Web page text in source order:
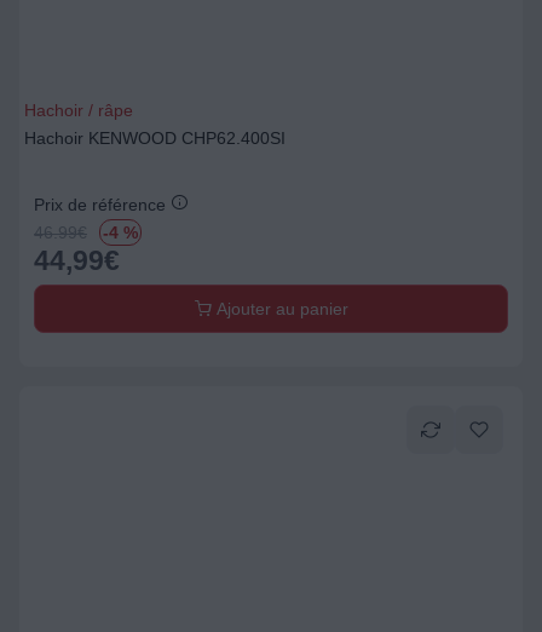
Hachoir / râpe
Hachoir KENWOOD CHP62.400SI
Prix de référence
46.99€ -4 %
44,99€
Ajouter au panier